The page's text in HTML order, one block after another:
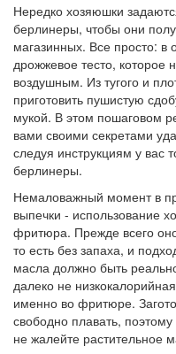
Нередко хозяюшки
берлинеры, чтобы они
магазинных. Все просто: в
дрожжевое тесто,
воздушным. Из тугого и
приготовить пушистую
мукой. В этом пошаговом
вами своими секретами
следуя инструкциям у вас
берлинеры.
Немаловажный момент в
выпечки - использование
фритюра. Прежде всего
то есть без запаха, и
масла должно быть
далеко не
именно во фритюре.
свободно плавать,
не жалейте растительное